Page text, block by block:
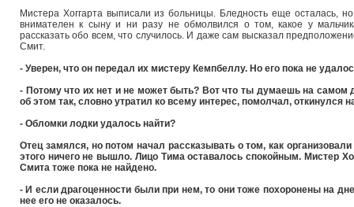
Мистера Хоггарта выписали из больницы. Бледность еще осталась,
внимателен к сыну и ни разу не обмолвился о том, какое у
рассказать обо всем, что случилось. И даже сам высказал
Смит.
- Уверен, что он передал их мистеру Кемпбеллу. Но его пока не
- Потому что их нет и не может быть? Вот что ты думаешь на самом
об этом так, словно утратил ко всему интерес, помолчал, откинулся
- Обломки лодки удалось найти?
Отец замялся, но потом начал рассказывать о том, как
этого ничего не вышло. Лицо Тима оставалось спокойным. Мистер
Смита тоже пока не найдено.
- И если драгоценности были при нем, то они тоже похоронены на
нее его не оказалось.